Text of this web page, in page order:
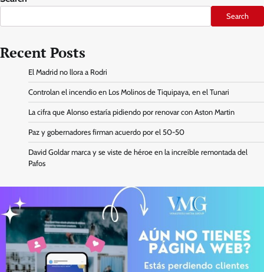
Search
Recent Posts
El Madrid no llora a Rodri
Controlan el incendio en Los Molinos de Tiquipaya, en el Tunari
La cifra que Alonso estaría pidiendo por renovar con Aston Martin
Paz y gobernadores firman acuerdo por el 50-50
David Goldar marca y se viste de héroe en la increíble remontada del
Pafos